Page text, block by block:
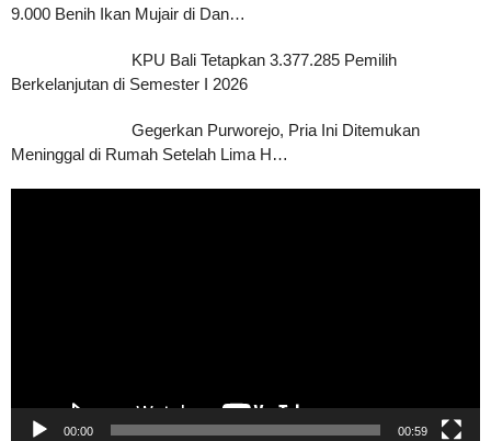
9.000 Benih Ikan Mujair di Dan…
KPU Bali Tetapkan 3.377.285 Pemilih
Berkelanjutan di Semester I 2026
Gegerkan Purworejo, Pria Ini Ditemukan
Meninggal di Rumah Setelah Lima H…
00:00 00:59